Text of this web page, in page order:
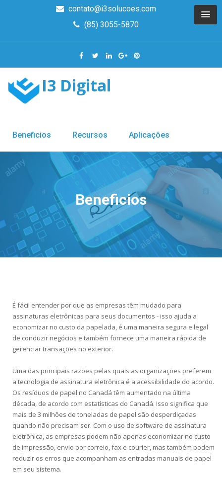
contato@i3solucoes.com
(85) 3055-5870
I3 Digital
Beneficios Recursos Aplicações
Beneficios
É fácil entender por que as empresas têm mudado para
assinaturas eletrônicas para seus documentos - isso ajuda a
economizar no custo da papelada, é uma maneira segura e legal
de conduzir negócios e também fornece uma maneira rápida de
gerenciar transações no exterior.
Uma das principais razões pelas quais as organizações preferem
a tecnologia de assinatura eletrônica é a acessibilidade do acordo.
Os resíduos de papel no Canadá têm aumentado na última
década, de acordo com estatísticas do Canadá. Isso significa que
mais de 3 milhões de toneladas de papel são desperdiçadas
quando não precisam ser. Com o uso de software de assinatura
eletrônica, as empresas podem não apenas economizar no custo
de impressão, envio por correio, fax e courier, mas também podem
reduzir os erros que acompanham as entradas manuais de papel
em seu sistema.